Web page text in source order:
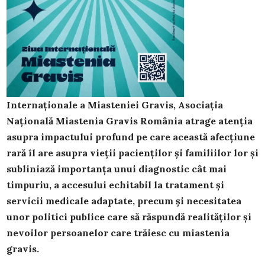
Internaționale a Miasteniei Gravis, Asociația
Națională Miastenia Gravis România atrage atenția
asupra impactului profund pe care această afecțiune
rară îl are asupra vieții pacienților și familiilor lor și
subliniază importanța unui diagnostic cât mai
timpuriu, a accesului echitabil la tratament și
servicii medicale adaptate, precum și necesitatea
unor politici publice care să răspundă realităților și
nevoilor persoanelor care trăiesc cu miastenia
gravis.